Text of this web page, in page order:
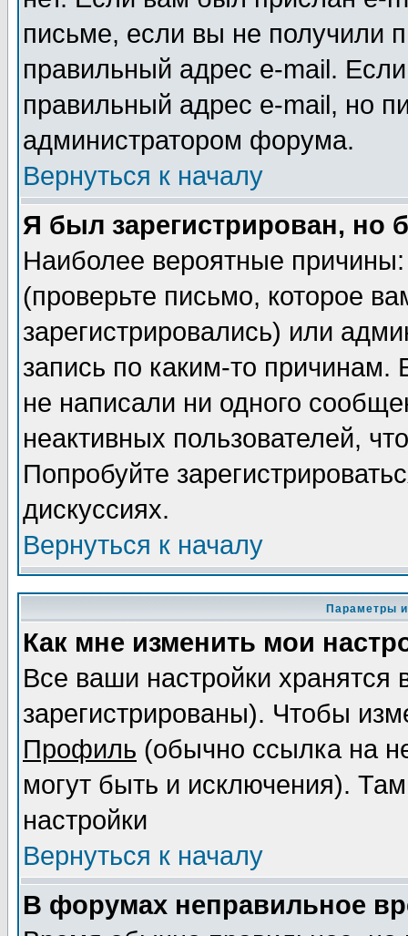
письме, если вы не получили
правильный адрес e-mail.
правильный адрес e-mail, но
администратором форума.
Вернуться к началу
Я был зарегистрирован, но
Наиболее вероятные
(проверьте письмо, которое
зарегистрировались) или
запись по каким-то
не написали ни одного
неактивных пользователей,
Попробуйте
дискуссиях.
Вернуться к началу
Параметры
Как мне изменить мои
Все ваши настройки
зарегистрированы). Чтобы
Профиль (обычно ссылка на
могут быть и исключения).
настройки
Вернуться к началу
В форумах неправильное